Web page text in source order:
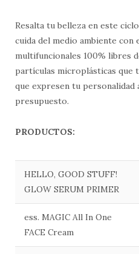
Resalta tu belleza en este
cuida del medio ambiente
multifuncionales 100% libres
partículas microplásticas
que expresen tu personalidad
presupuesto.
PRODUCTOS:
HELLO, GOOD STUFF!
GLOW SERUM PRIMER
ess. MAGIC All In One
FACE Cream